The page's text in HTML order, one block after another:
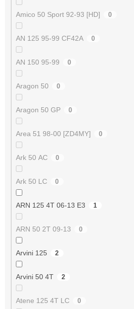
Amico 50 Sport 92-93 [HD] 0
AN 125 95-99 CF42A 0
AN 150 95-99 0
Aragon 50 0
Aragon 50 GP 0
Area 51 98-00 [ZD4MY] 0
Ark 50 AC 0
Ark 50 LC 0
ARN 125 4T 06-13 E3 1
ARN 50 2T 09-13 0
Arvini 125 2
Arvini 50 4T 2
Atene 125 4T LC 0